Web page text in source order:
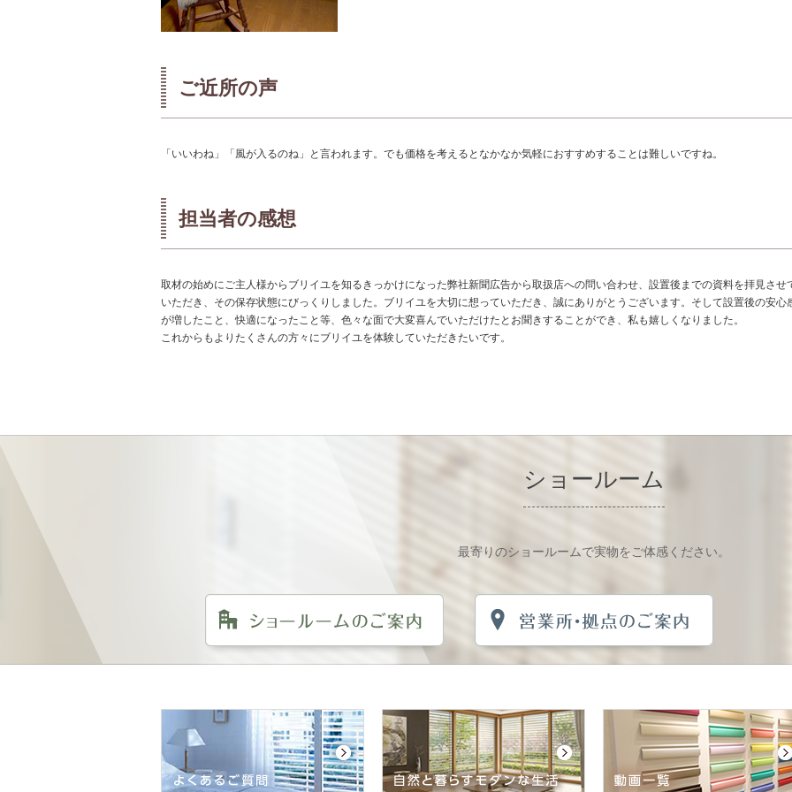
ご近所の声
「いいわね」「風が入るのね」と言われます。でも価格を考えるとなかなか気軽におすすめすることは難しいですね。
担当者の感想
取材の始めにご主人様からブリイユを知るきっかけになった弊社新聞広告から取扱店への問い合わせ、設置後までの資料を拝見させ
いただき、その保存状態にびっくりしました。ブリイユを大切に想っていただき、誠にありがとうございます。そして設置後の安心
が増したこと、快適になったこと等、色々な面で大変喜んでいただけたとお聞きすることができ、私も嬉しくなりました。
これからもよりたくさんの方々にブリイユを体験していただきたいです。
ショールーム
最寄りのショールームで実物をご体感ください。